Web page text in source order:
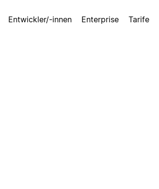
Entwickler/-innen Enterprise Tarife